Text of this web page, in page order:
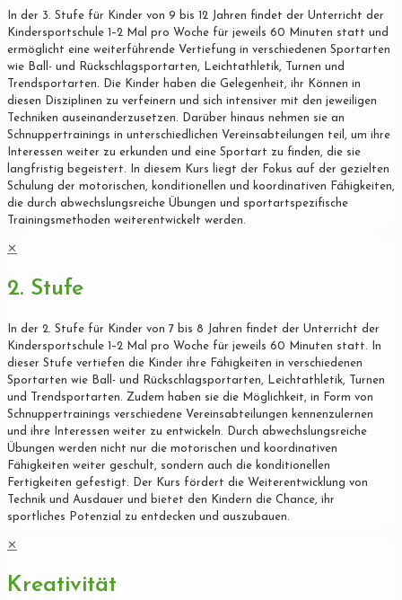
In der 3. Stufe für Kinder von 9 bis 12 Jahren findet der Unterricht der
Kindersportschule 1–2 Mal pro Woche für jeweils 60 Minuten statt und
ermöglicht eine weiterführende Vertiefung in verschiedenen Sportarten
wie Ball- und Rückschlagsportarten, Leichtathletik, Turnen und
Trendsportarten. Die Kinder haben die Gelegenheit, ihr Können in
diesen Disziplinen zu verfeinern und sich intensiver mit den jeweiligen
Techniken auseinanderzusetzen. Darüber hinaus nehmen sie an
Schnuppertrainings in unterschiedlichen Vereinsabteilungen teil, um ihre
Interessen weiter zu erkunden und eine Sportart zu finden, die sie
langfristig begeistert. In diesem Kurs liegt der Fokus auf der gezielten
Schulung der motorischen, konditionellen und koordinativen Fähigkeiten,
die durch abwechslungsreiche Übungen und sportartspezifische
Trainingsmethoden weiterentwickelt werden.
✕
2. Stufe
In der 2. Stufe für Kinder von 7 bis 8 Jahren findet der Unterricht der
Kindersportschule 1–2 Mal pro Woche für jeweils 60 Minuten statt. In
dieser Stufe vertiefen die Kinder ihre Fähigkeiten in verschiedenen
Sportarten wie Ball- und Rückschlagsportarten, Leichtathletik, Turnen
und Trendsportarten. Zudem haben sie die Möglichkeit, in Form von
Schnuppertrainings verschiedene Vereinsabteilungen kennenzulernen
und ihre Interessen weiter zu entwickeln. Durch abwechslungsreiche
Übungen werden nicht nur die motorischen und koordinativen
Fähigkeiten weiter geschult, sondern auch die konditionellen
Fertigkeiten gefestigt. Der Kurs fördert die Weiterentwicklung von
Technik und Ausdauer und bietet den Kindern die Chance, ihr
sportliches Potenzial zu entdecken und auszubauen.
✕
Kreativität